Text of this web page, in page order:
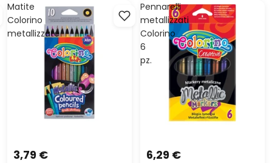
Matite
Colorino
metallizzate
3,79 €
Pennarelli
metallizzati
Colorino
6
pz.
6,29 €